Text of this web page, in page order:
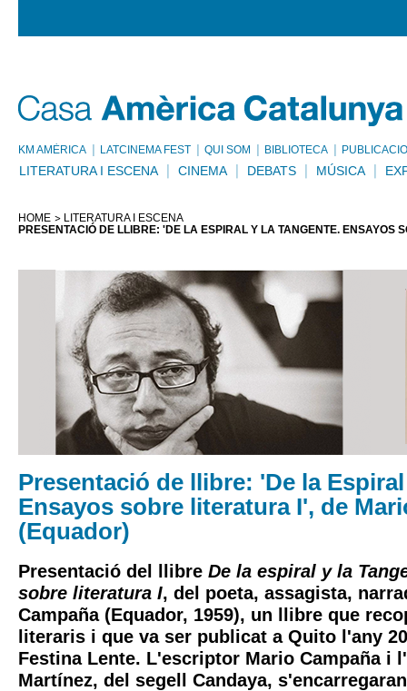
KM AMÈRICA LATCINEMA FEST QUI SOM BIBLIOTECA
LITERATURA I ESCENA CINEMA DEBATS MÚSICA
HOME
LITERATURA I ESCENA
PRESENTACIÓ DE LLIBRE: 'DE LA ESPIRAL Y LA TANGENTE. ENSAYOS
Presentació de llibre: 'De la
Ensayos sobre literatura I', de
(Equador)
Presentació del llibre De la espiral y la
sobre literatura I, del poeta, assagista,
Campaña (Equador, 1959), un llibre que
literaris i que va ser publicat a Quito l'any
Festina Lente. L'escriptor Mario Campaña i
Martínez, del segell Candaya,